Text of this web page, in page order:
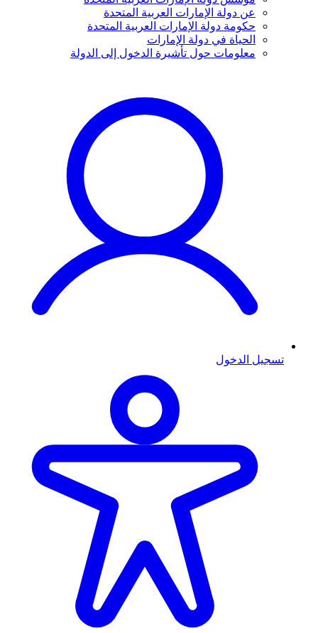
عن دولة الإمارات العربية المتحدة
حكومة دولة الإمارات العربية المتحدة
الحياة في دولة الإمارات
معلومات حول تأشيرة الدخول إلى الدولة
تسجيل الدخول